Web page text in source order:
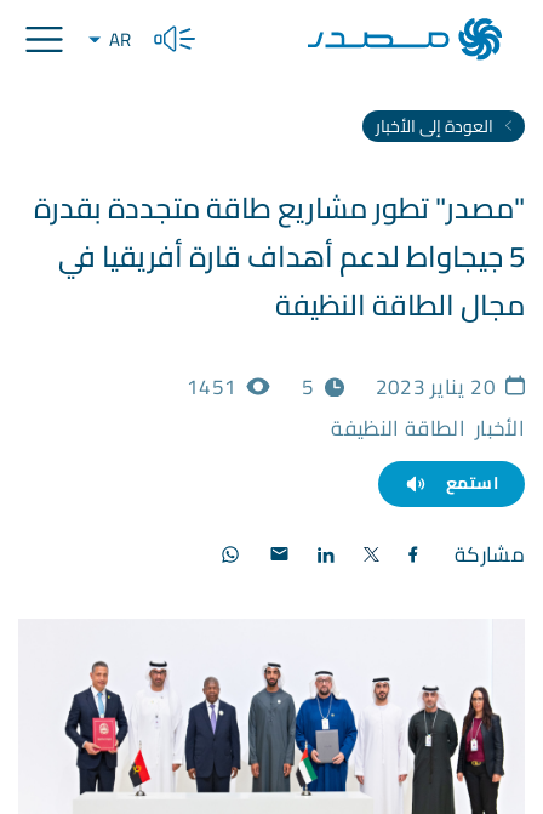
AR
العودة إلى الأخبار
"مصدر" تطور مشاريع طاقة متجددة بقدرة
5 جيجاواط لدعم أهداف قارة أفريقيا في
مجال الطاقة النظيفة
20 يناير 2023 5
1451
الأخبار الطاقة النظيفة
استمع
مشاركة